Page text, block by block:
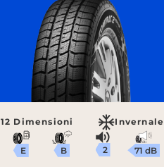
12 Dimensioni Invernale
E B 2 71 dB